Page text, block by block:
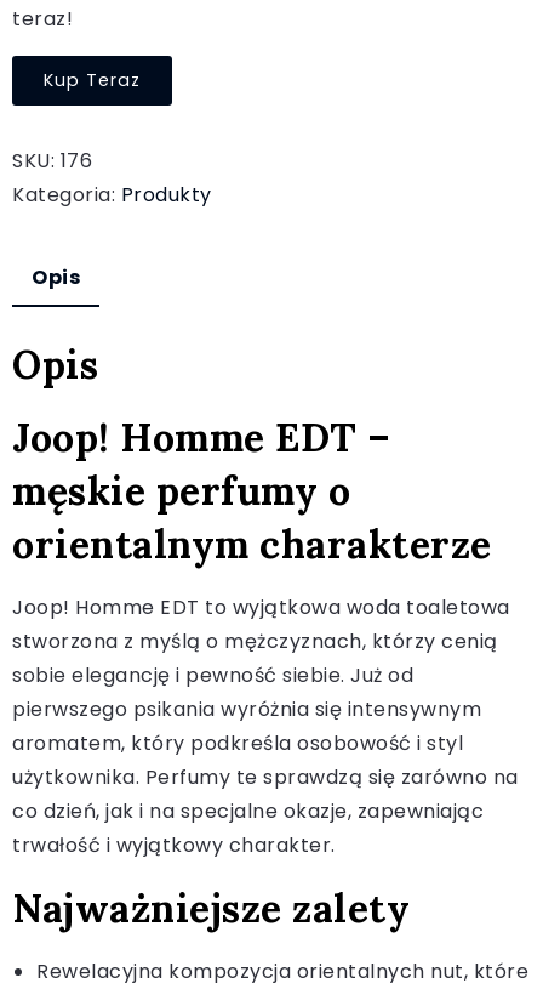
teraz!
Kup Teraz
SKU: 176
Kategoria: Produkty
Opis
Opis
Joop! Homme EDT –
męskie perfumy o
orientalnym charakterze
Joop! Homme EDT to wyjątkowa woda toaletowa
stworzona z myślą o mężczyznach, którzy cenią
sobie elegancję i pewność siebie. Już od
pierwszego psikania wyróżnia się intensywnym
aromatem, który podkreśla osobowość i styl
użytkownika. Perfumy te sprawdzą się zarówno na
co dzień, jak i na specjalne okazje, zapewniając
trwałość i wyjątkowy charakter.
Najważniejsze zalety
Rewelacyjna kompozycja orientalnych nut, które